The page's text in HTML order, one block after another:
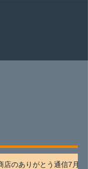
店のありがとう通信7月